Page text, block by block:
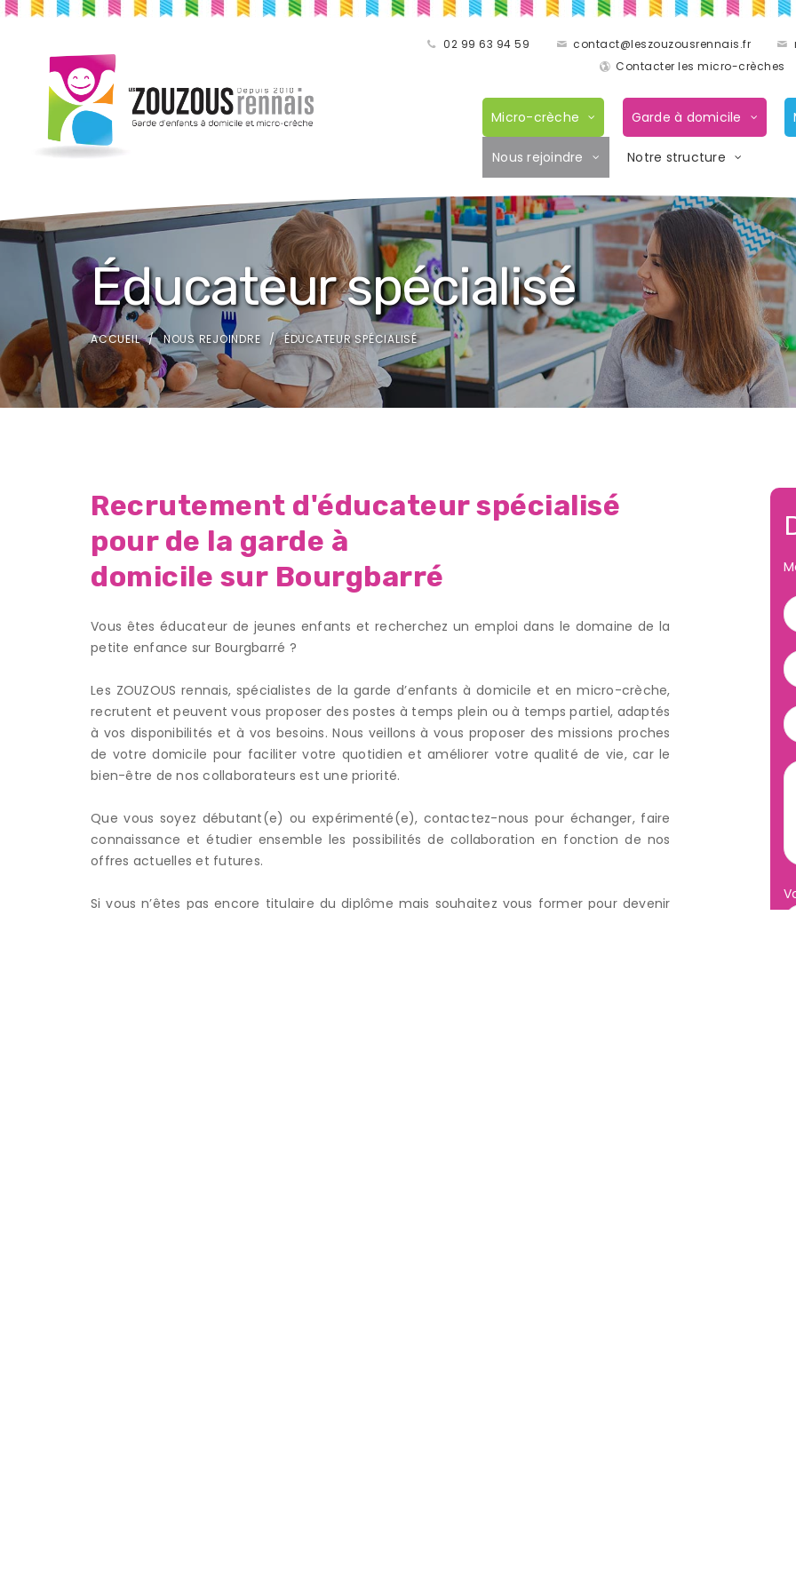
02 99 63 94 59 contact@leszouzousrennais.fr
Contacter les micro-crèches
Micro-crèche Garde à domicile
Nous rejoindre Notre structure
Éducateur spécialisé
ACCUEIL NOUS REJOINDRE ÉDUCATEUR SPÉCIALISÉ
Recrutement d'éducateur spécialisé
pour de la garde à
domicile sur Bourgbarré
Vous êtes éducateur de jeunes enfants et recherchez un emploi dans le domaine de la
petite enfance sur Bourgbarré ?
Les ZOUZOUS rennais, spécialistes de la garde d’enfants à domicile et en micro-crèche,
recrutent et peuvent vous proposer des postes à temps plein ou à temps partiel, adaptés
à vos disponibilités et à vos besoins. Nous veillons à vous proposer des missions proches
de votre domicile pour faciliter votre quotidien et améliorer votre qualité de vie, car le
bien-être de nos collaborateurs est une priorité.
Que vous soyez débutant(e) ou expérimenté(e), contactez-nous pour échanger, faire
connaissance et étudier ensemble les possibilités de collaboration en fonction de nos
offres actuelles et futures.
Si vous n’êtes pas encore titulaire du diplôme mais souhaitez vous former pour devenir
Adresse
12 A rue du Patis Tatelin,
35700 RENNES
Horaires
d'ouverture
de 9h00 à 12h30 puis de
13h30 à 17h00
Contactez-
02 99 63 94 59
MICRO-CRÈCHES GARDE À TEMPS PARTIEL GARDE À TEMPS PLEIN MÉNAGE ET ENTRETIEN DU
Site internet réalisé par